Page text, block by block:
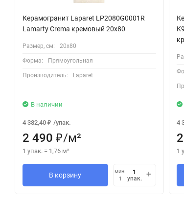
Керамогранит Laparet LP2080G0001R
Lamarty Crema кремовый 20х80
Размер, см: 20х80
Форма: Прямоугольная
Производитель: Laparet
В наличии
4 382,40 ₽ /упак.
2 490 ₽/м²
1 упак. = 1,76 м²
В корзину
мин.
1
упак.
4
1